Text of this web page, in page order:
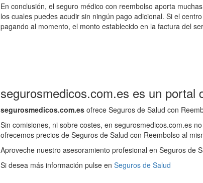
En conclusión, el seguro médico con reembolso aporta
los cuales puedes acudir sin ningún pago adicional. Si el
pagando al momento, el monto establecido en la factura del
segurosmedicos.com.es es un portal
segurosmedicos.com.es ofrece Seguros de Salud con
Sin comisiones, ni sobre costes, en segurosmedicos.com.es
ofrecemos precios de Seguros de Salud con Reembolso al
Aproveche nuestro asesoramiento profesional en Seguros de
Si desea más información pulse en Seguros de Salud